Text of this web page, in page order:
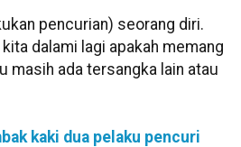
pencurian) seorang diri.
dalami lagi apakah memang
masih ada tersangka lain atau
kaki dua pelaku pencuri